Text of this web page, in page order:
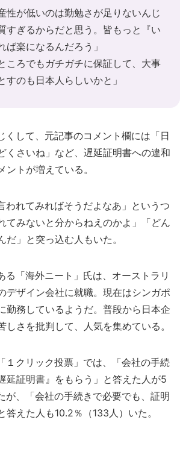
性が低いのは勤勉さが足りないんじ
すぎるからだと思う。皆もっと『い
ば楽になるんだろう」
ころでもガチガチに保証して、大事
すのも日本人らしいかと」
して、元記事のコメント欄には「日
くさいね」など、遅延証明書への違和
トが増えている。
われてみればそうだよなあ」というつ
てみないと分からねえのかよ」「どん
だ」と突っ込む人もいた。
「海外ニート」氏は、オーストラリ
デザイン会社に就職。現在はシンガポ
勤務しているようだ。普段から日本企
しさを批判して、人気を集めている。
１クリック投票」では、「会社の手続
延証明書』をもらう」と答えた人が5
が、「会社の手続きで必要でも、証明
答えた人も10.2％（133人）いた。